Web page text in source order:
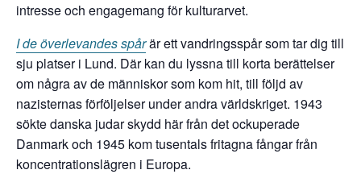
intresse och engagemang för kulturarvet.
I de överlevandes spårär ett vandringsspår som tar dig till
sju platser i Lund. Där kan du lyssna till korta berättelser
om några av de människor som kom hit, till följd av
nazisternas förföljelser under andra världskriget. 1943
sökte danska judar skydd här från det ockuperade
Danmark och 1945 kom tusentals fritagna fångar från
koncentrationslägren i Europa.